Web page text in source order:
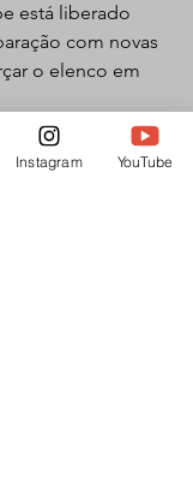
está liberado
com novas
o elenco em
Instagram YouTube